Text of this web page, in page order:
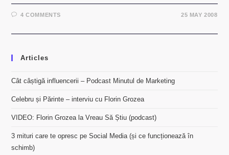
4 COMMENTS 25 MAY 2008
Articles
Cât câștigă influencerii – Podcast Minutul de Marketing
Celebru și Părinte – interviu cu Florin Grozea
VIDEO: Florin Grozea la Vreau Să Știu (podcast)
3 mituri care te opresc pe Social Media (și ce funcționează în
schimb)